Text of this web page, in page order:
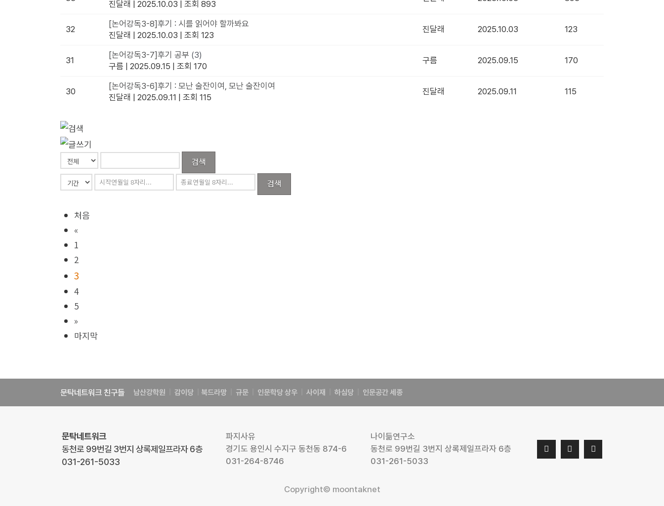
진달래
2025.10.03 조회 893
32
[논어강독3-8]후기 : 시를 읽어야 할까봐요
진달래
2025.10.03 조회 123
진달래 2025.10.03 123
31
[논어강독3-7]후기 공부 (3)
구름
2025.09.15 조회 170
구름 2025.09.15 170
30
[논어강독3-6]후기 : 모난 술잔이여, 모난 술잔이여
진달래
2025.09.11 조회 115
진달래 2025.09.11 115
검색
검색
처음
«
1
2
3
4
5
»
마지막
문탁네트워크 친구들 남산강학원 감이당 북드라망 규문 인문학당 상우 사이재 하심당 인문공간 세종
문탁네트워크
동천로 99번길 3번지 상록제일프라자 6층
031-261-5033
파지사유
경기도 용인시 수지구 동천동 874-6
031-264-8746
나이듦연구소
동천로 99번길 3번지 상록제일프라자 6층
031-261-5033
Copyright© moontaknet